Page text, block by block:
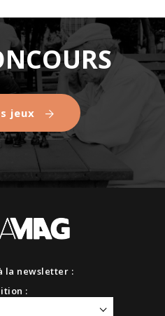
jeux
la newsletter :
: